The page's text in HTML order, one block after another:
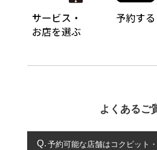
よくあるご
予約可能な店舗はコクピット